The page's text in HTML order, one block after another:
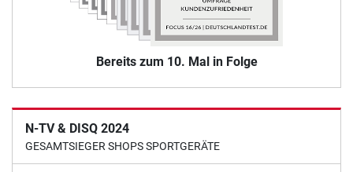
Bereits zum 10. Mal in Folge
N-TV & DISQ 2024
GESAMTSIEGER SHOPS SPORTGERÄTE